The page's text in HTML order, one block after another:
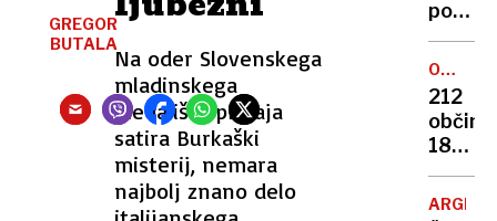
Na oder Slovenskega
mladinskega
gledališča prihaja
satira Burkaški
misterij, nemara
najbolj znano delo
GREGOR
BUTALA
župan
tam,
nas
ne
bo«
noči:
zakaj
v
vročini
ne
VRHOV
212
občin,
180
točk: